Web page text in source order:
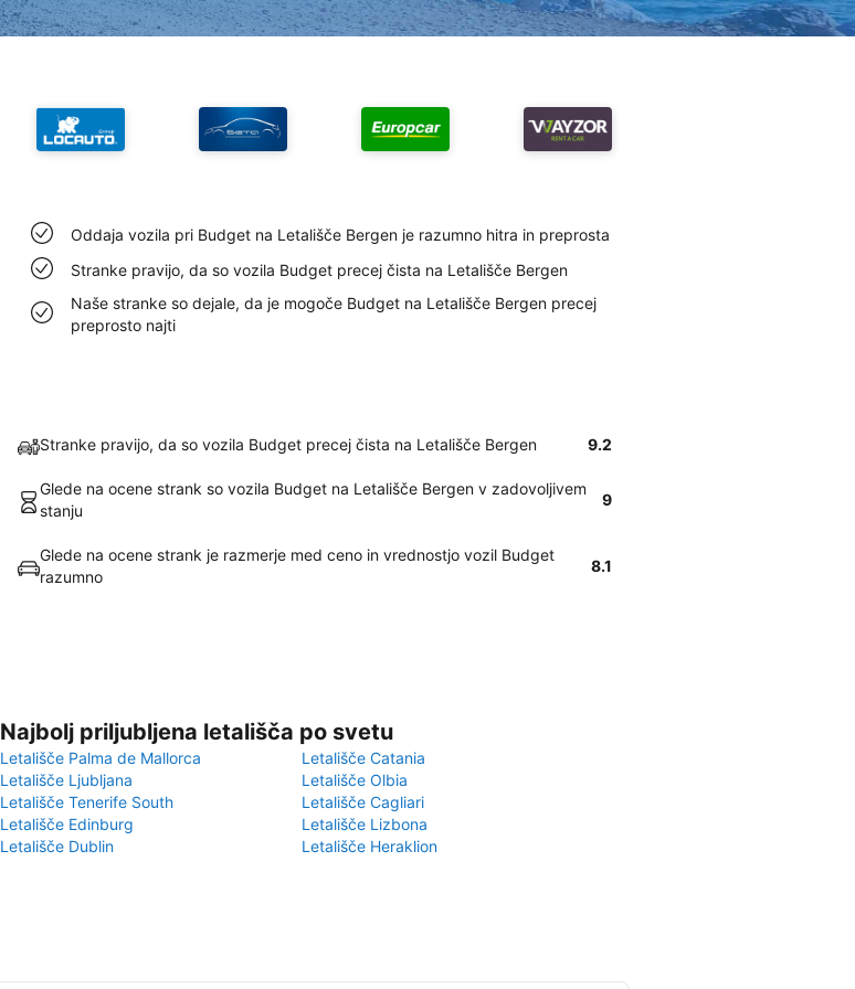
Oddaja vozila pri Budget na Letališče Bergen je razumno hitra in preprosta
Stranke pravijo, da so vozila Budget precej čista na Letališče Bergen
Naše stranke so dejale, da je mogoče Budget na Letališče Bergen precej
preprosto najti
Stranke pravijo, da so vozila Budget precej čista na Letališče Bergen 9.2
Glede na ocene strank so vozila Budget na Letališče Bergen v zadovoljivem
stanju
9
Glede na ocene strank je razmerje med ceno in vrednostjo vozil Budget
razumno
8.1
Najbolj priljubljena letališča po svetu
Letališče Palma de Mallorca
Letališče Catania
Letališče Ljubljana
Letališče Olbia
Letališče Tenerife South
Letališče Cagliari
Letališče Edinburg
Letališče Lizbona
Letališče Dublin
Letališče Heraklion